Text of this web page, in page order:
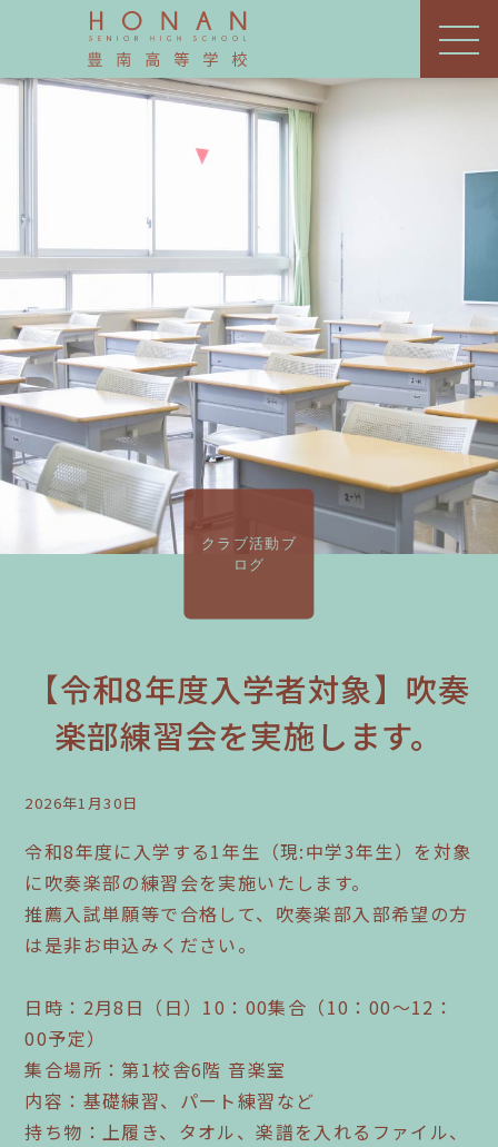
クラブ活動ブ
ログ
【令和8年度入学者対象】吹奏
楽部練習会を実施します。
2026年1月30日
令和8年度に入学する1年生（現:中学3年生）を対象
に吹奏楽部の練習会を実施いたします。
推薦入試単願等で合格して、吹奏楽部入部希望の方
は是非お申込みください。
日時：2月8日（日）10：00集合（10：00～12：
00予定）
集合場所：第1校舎6階 音楽室
内容：基礎練習、パート練習など
持ち物：上履き、タオル、楽譜を入れるファイル、